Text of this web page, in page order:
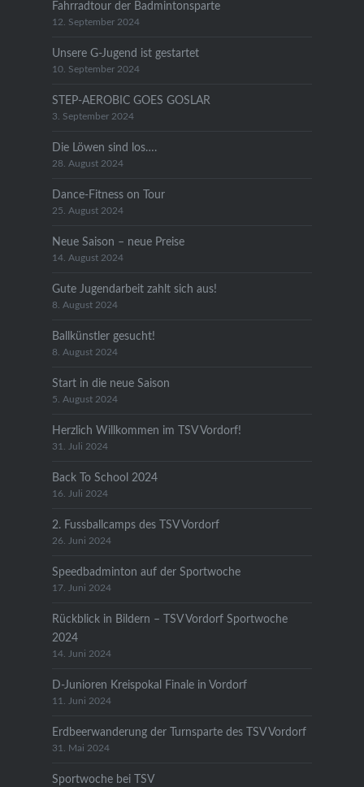
Fahrradtour der Badmintonsparte
12. September 2024
Unsere G-Jugend ist gestartet
10. September 2024
STEP-AEROBIC GOES GOSLAR
3. September 2024
Die Löwen sind los….
28. August 2024
Dance-Fitness on Tour
25. August 2024
Neue Saison – neue Preise
14. August 2024
Gute Jugendarbeit zahlt sich aus!
8. August 2024
Ballkünstler gesucht!
8. August 2024
Start in die neue Saison
5. August 2024
Herzlich Willkommen im TSV Vordorf!
31. Juli 2024
Back To School 2024
16. Juli 2024
2. Fussballcamps des TSV Vordorf
26. Juni 2024
Speedbadminton auf der Sportwoche
17. Juni 2024
Rückblick in Bildern – TSV Vordorf Sportwoche
2024
14. Juni 2024
D-Junioren Kreispokal Finale in Vordorf
11. Juni 2024
Erdbeerwanderung der Turnsparte des TSV Vordorf
31. Mai 2024
Sportwoche bei TSV